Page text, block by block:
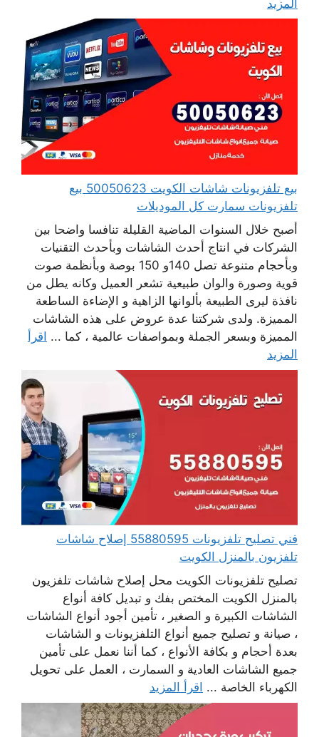
المزيد
بيع تلفزيونات شاشات الكويت 50050623 بيع
تلفزيونات سمارت كل الموديلات
أصبح خلال السنوات الماضية القليلة تنافسا واضحا بين
الشركات في انتاج أحدث الشاشات وبأحدث التقنيات
وبأحجام متنوعة تصل 140و 150 بوصة وبأنظمة صوت
قوية وصورة والوان طبيعية تشعر العميل وكانه يطل من
نافذة ليرى الطبيعة بألوانها الزاهية و الإضاءة الساطعة
المميزة. ولدى شركتنا عدة عروض على هذه الشاشات
المميزة وبسعر الجملة وبمواصفات عالمية ، كما ... اقرأ
المزيد
فني تصليح تلفزيونات 55880595 إصلاح شاشات
تلفزيون بالمنزل الكويت
تصليح تلفزيونات الكويت محل إصلاح شاشات تلفزيون
بالمنزل الكويت المختص بفك و تبديل كافة أنواع
الشاشات الكبيرة و الصغير ، تأمين أجود أنواع الشاشات
، صيانة و تصليح جميع أنواع التلفزيونات و الشاشات
بعدة أحجام و بكافة الأنواع ، كما أننا نعمل على تأمين
جميع الشاشات العادية و السمارت ، العمل على تحويل
الكهرباء الخاصة ... اقرأ المزيد